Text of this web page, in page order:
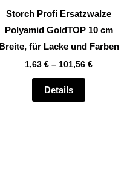
Storch Profi Ersatzwalze
Polyamid GoldTOP 10 cm
Breite, für Lacke und Farben
1,63 € – 101,56 €
Details
können